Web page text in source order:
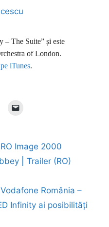
– The Suite” și este
of London.
pe iTunes.
Image 2000
| Trailer (RO)
România –
Infinity ai posibilități